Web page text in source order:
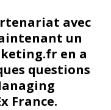
avec
un
en a
questions
France.